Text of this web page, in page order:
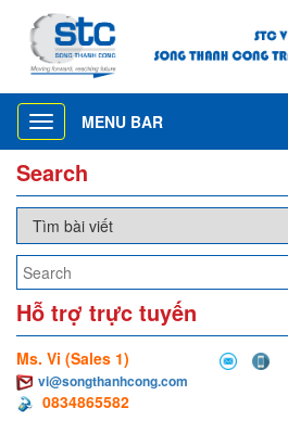
Toggle
navigation
MENU BAR
Search
Hỗ trợ trực tuyến
Ms. Vi (Sales 1)
vi@songthanhcong.com
0834865582